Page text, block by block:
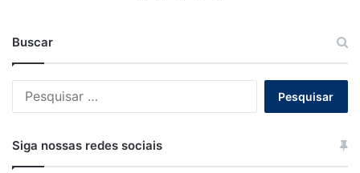
Buscar
Siga nossas redes sociais